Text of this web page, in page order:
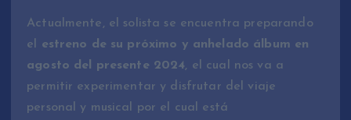
Actualmente, el solista se encuentra preparando
el estreno de su próximo y anhelado álbum en
agosto del presente 2024, el cual nos va a
permitir experimentar y disfrutar del viaje
personal y musical por el cual está